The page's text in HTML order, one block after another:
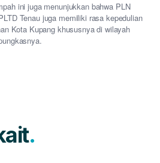
ini juga menunjukkan bahwa PLN
Tenau juga memiliki rasa kepedulian
Kota Kupang khususnya di wilayah